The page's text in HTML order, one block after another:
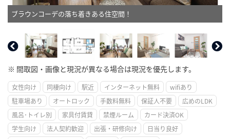
ブラウンコーデの落ち着きある住空間！
※ 間取図・画像と現況が異なる場合は現況を優先します。
女性向け 同棲向け 駅近 インターネット無料
wifiあり
駐車場あり
オートロック 手数料無料 保証人不要
広めのLDK
風呂･トイレ別
家具付賃貸 禁煙ルーム
カード決済OK
学生向け
法人契約歓迎 出張・研修向け
日当り良好